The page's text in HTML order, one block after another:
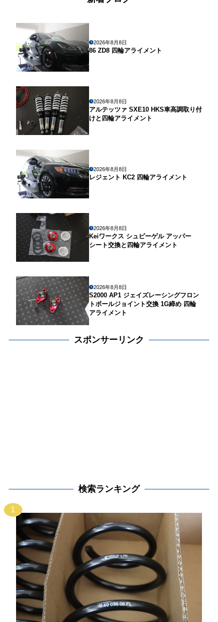
2026年8月8日
86 ZD8 四輪アライメント
2026年8月8日
アルテッツァ SXE10 HKS車高調取り付
けと四輪アライメント
2026年8月8日
レジェント KC2 四輪アライメント
2026年8月8日
Keiワークス シュピーゲル アッパー
シート交換と四輪アライメント
2026年8月8日
S2000 AP1 ジェイズレーシングフロン
トボールジョイント交換 1G締め 四輪
アライメント
スポンサーリンク
検索ランキング
1